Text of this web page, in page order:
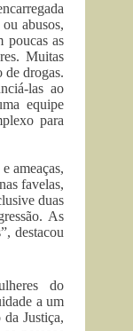
abusos,
poucas as
Muitas
de drogas.
las ao
equipe
para
ameaças,
favelas,
duas
As
destacou
do
a um
Justiça,